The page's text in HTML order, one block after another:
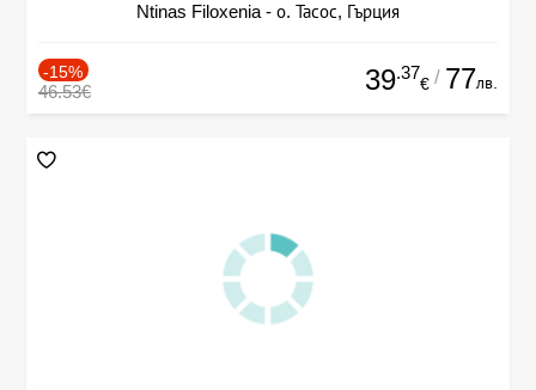
Ntinas Filoxenia - о. Тасос, Гърция
-15%
46.53€ 39.37
€ / 77лв.